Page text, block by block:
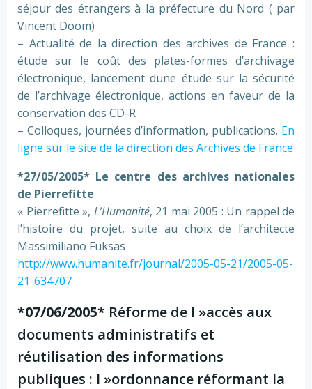
séjour des étrangers à la préfecture du Nord ( par
Vincent Doom)
– Actualité de la direction des archives de France :
étude sur le coût des plates-formes d’archivage
électronique, lancement dune étude sur la sécurité
de l’archivage électronique, actions en faveur de la
conservation des CD-R
– Colloques, journées d’information, publications. En
ligne sur le site de la direction des Archives de France
*27/05/2005* Le centre des archives nationales
de Pierrefitte
« Pierrefitte », L’Humanité, 21 mai 2005 : Un rappel de
l’histoire du projet, suite au choix de l’architecte
Massimiliano Fuksas
http://www.humanite.fr/journal/2005-05-21/2005-05-
21-634707
*07/06/2005* Réforme de l »accès aux
documents administratifs et
réutilisation des informations
publiques : l »ordonnance réformant la